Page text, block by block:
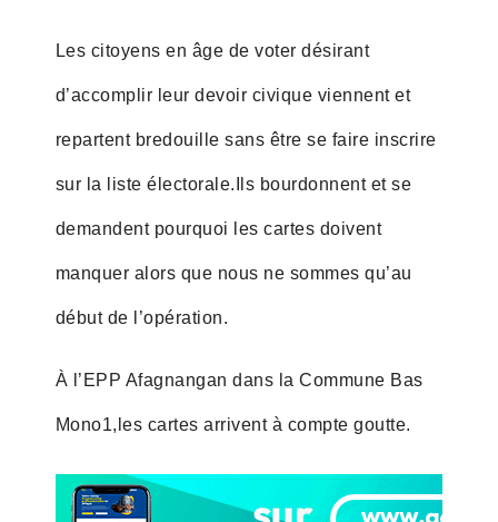
Les citoyens en âge de voter désirant
d’accomplir leur devoir civique viennent et
repartent bredouille sans être se faire inscrire
sur la liste électorale.Ils bourdonnent et se
demandent pourquoi les cartes doivent
manquer alors que nous ne sommes qu’au
début de l’opération.
À l’EPP Afagnangan dans la Commune Bas
Mono1,les cartes arrivent à compte goutte.